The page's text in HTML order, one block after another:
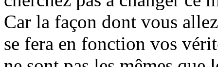
Car la façon dont vous
se fera en fonction vos